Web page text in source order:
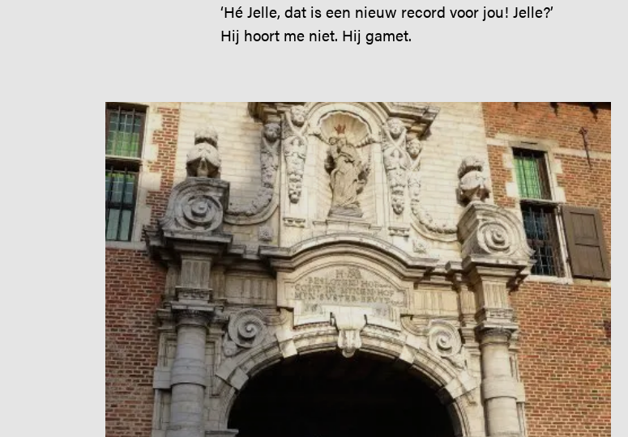
‘Hé Jelle, dat is een nieuw record voor jou! Jelle?’
Hij hoort me niet. Hij gamet.
Image